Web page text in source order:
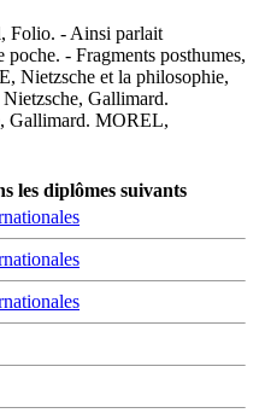
Folio. - Ainsi parlait
- Fragments posthumes,
Nietzsche et la philosophie,
Gallimard.
Gallimard. MOREL,
les diplômes suivants